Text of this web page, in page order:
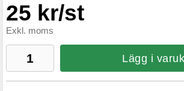
25 kr/st
Exkl. moms
Lägg i